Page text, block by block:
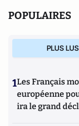
POPULAIRES
PLUS LUS
1Les Français
européenne
ira le grand